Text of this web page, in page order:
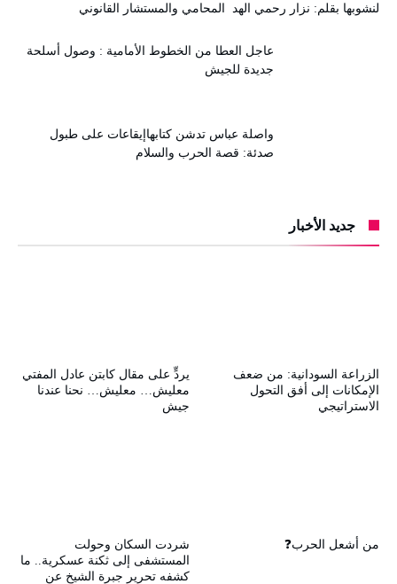
لنشوبها بقلم: نزار رحمي الهد المحامي والمستشار القانوني
عاجل العطا من الخطوط الأمامية : وصول أسلحة
جديدة للجيش
واصلة عباس تدشن كتابهاإيقاعات على طبول
صدئة: قصة الحرب والسلام
جديد الأخبار
يردٍّ على مقال كابتن عادل المفتي
معليش… معليش… نحنا عندنا
جيش
الزراعة السودانية: من ضعف
الإمكانات إلى أفق التحول
الاستراتيجي
شردت السكان وحولت
المستشفى إلى ثكنة عسكرية.. ما
كشفه تحرير جبرة الشيخ عن
من أشعل الحرب❓